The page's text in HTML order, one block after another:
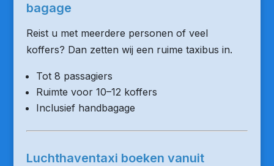
bagage
Reist u met meerdere personen of veel
koffers? Dan zetten wij een ruime taxibus in.
Tot 8 passagiers
Ruimte voor 10–12 koffers
Inclusief handbagage
Luchthaventaxi boeken vanuit